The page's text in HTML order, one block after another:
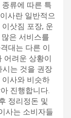
류에 따른 특
사란 일반적으
삿짐 포장, 운
은 서비스를
대는 다른 이
어려운 상황이
시는 것을 권장
사와 비슷하
진행합니다.
정리정돈 및
사는 소비자들